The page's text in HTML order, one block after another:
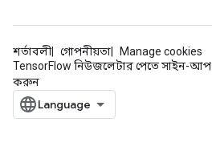
শর্তাবলী গোপনীয়তা
Manage cookies
TensorFlow নিউজলেটার পেতে সাইন-আপ
করুন